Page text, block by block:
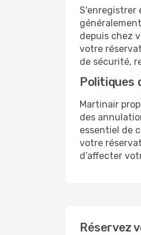
S'enregistrer
depuis chez
votre
de sécurité,
Politiques
Martinair
des
essentiel de
votre
d’affecter
Réservez